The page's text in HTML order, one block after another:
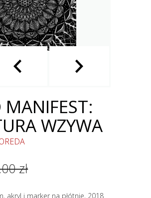
MANIFEST:
WZYWA
zł
akryl i marker na płótnie, 2018